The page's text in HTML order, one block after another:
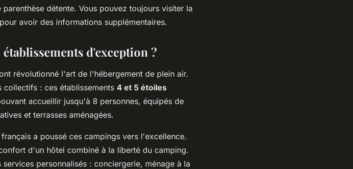
détente. Vous pouvez toujours visiter la
pour avoir des informations supplémentaires.
d'exception ?
révolutionné l'art de l'hébergement de plein air.
collectifs : ces établissements 4 et 5 étoiles
accueillir jusqu'à 8 personnes, équipés de
et terrasses aménagées.
a poussé ces campings vers l'excellence.
d'un hôtel combiné à la liberté du camping.
personnalisés : conciergerie, ménage à la